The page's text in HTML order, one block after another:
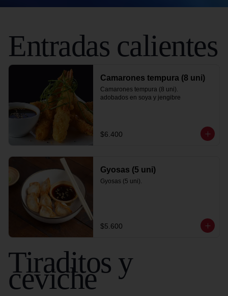
Entradas calientes
Camarones tempura (8 uni)
Camarones tempura (8 uni).
adobados en soya y jengibre
$6.400
Gyosas (5 uni)
Gyosas (5 uni).
$5.600
Tiraditos y
ceviche